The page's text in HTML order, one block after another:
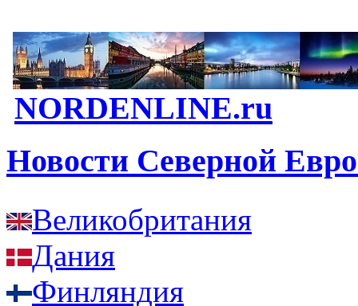
NORDENLINE.ru
Новости Северной
Великобритания
Дания
Финляндия